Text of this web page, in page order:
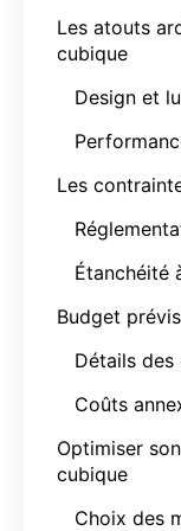
Les atouts
cubique
Design et
Les
Étanchéité
Budget
Détails des
Coûts
Optimiser
cubique
Choix des